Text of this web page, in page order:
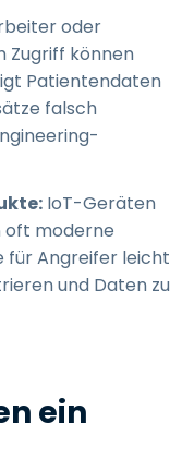
oder
Zugriff können
Patientendaten
falsch
IoT-Geräten
oft moderne
für Angreifer leicht
und Daten zu
ein